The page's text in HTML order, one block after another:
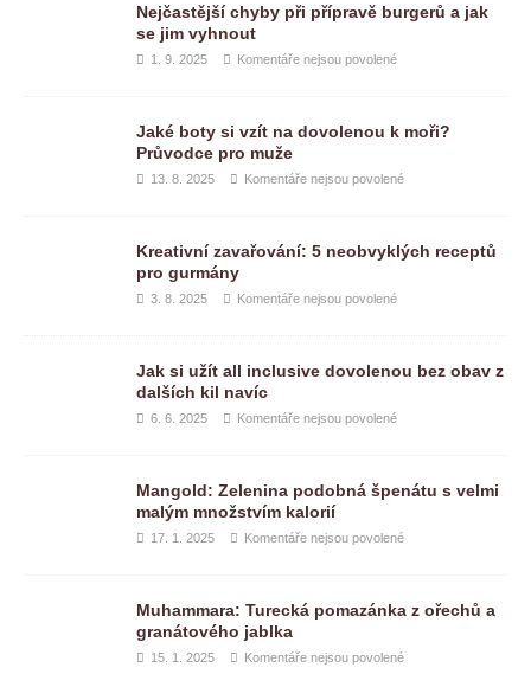
Nejčastější chyby při přípravě burgerů a jak
se jim vyhnout
1. 9. 2025 Komentáře nejsou povolené
Jaké boty si vzít na dovolenou k moři?
Průvodce pro muže
13. 8. 2025 Komentáře nejsou povolené
Kreativní zavařování: 5 neobvyklých receptů
pro gurmány
3. 8. 2025 Komentáře nejsou povolené
Jak si užít all inclusive dovolenou bez obav z
dalších kil navíc
6. 6. 2025 Komentáře nejsou povolené
Mangold: Zelenina podobná špenátu s velmi
malým množstvím kalorií
17. 1. 2025 Komentáře nejsou povolené
Muhammara: Turecká pomazánka z ořechů a
granátového jablka
15. 1. 2025 Komentáře nejsou povolené